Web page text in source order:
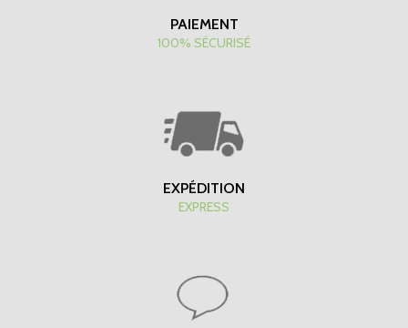
PAIEMENT
100% SÉCURISÉ
EXPÉDITION
EXPRESS